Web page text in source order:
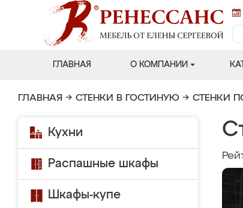
ГЛАВНАЯ О КОМПАНИИ
ГЛАВНАЯ → СТЕНКИ В ГОСТИНУЮ → СТЕНКИ
Кухни
Распашные шкафы
Шкафы-купе